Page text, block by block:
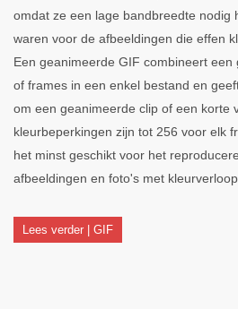
omdat ze een lage bandbreedte nodig
waren voor de afbeeldingen die effen
Een geanimeerde GIF combineert
of frames in een enkel bestand en
om een ​​geanimeerde clip of een korte
kleurbeperkingen zijn tot 256 voor elk
het minst geschikt voor het
afbeeldingen en foto's met kleurverloop.
Lees verder | GIF